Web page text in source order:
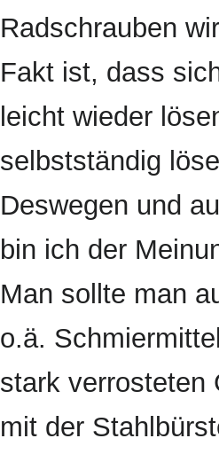
Radschrauben
Fakt ist, dass
leicht wieder
selbstständig
Deswegen und
bin ich der
Man sollte man
o.ä.
stark verrosteten
mit der